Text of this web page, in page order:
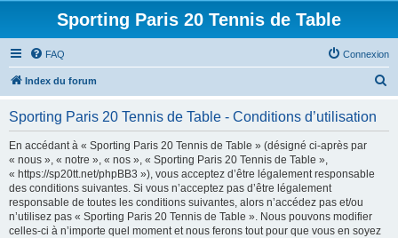
Sporting Paris 20 Tennis de Table
FAQ Connexion
Index du forum
Sporting Paris 20 Tennis de Table - Conditions d’utilisation
En accédant à « Sporting Paris 20 Tennis de Table » (désigné ci-après par
« nous », « notre », « nos », « Sporting Paris 20 Tennis de Table »,
« https://sp20tt.net/phpBB3 »), vous acceptez d’être légalement responsable
des conditions suivantes. Si vous n’acceptez pas d’être légalement
responsable de toutes les conditions suivantes, alors n’accédez pas et/ou
n’utilisez pas « Sporting Paris 20 Tennis de Table ». Nous pouvons modifier
celles-ci à n’importe quel moment et nous ferons tout pour que vous en soyez